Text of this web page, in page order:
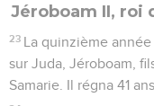
Jéroboam II, roi
23 La quinzième
sur Juda, Jéroboam,
Samarie. Il régna 41 ans.